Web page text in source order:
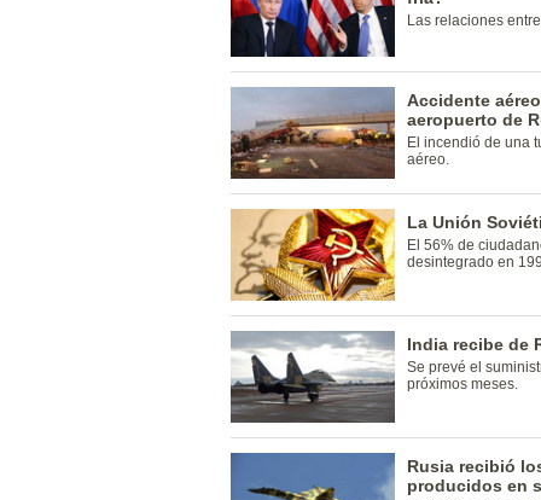
Las relaciones
Accidente
aeropuerto de
El incendió de una
aéreo.
La Unión
El 56% de
desintegrado en
India recibe de
Se prevé el
próximos meses.
Rusia recibió
producidos en